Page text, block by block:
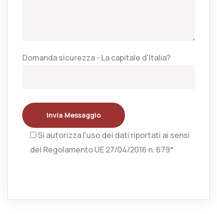
Domanda sicurezza - La capitale d'Italia?
Invia Messaggio
Si autorizza l’uso dei dati riportati ai sensi
del Regolamento UE 27/04/2016 n. 679*